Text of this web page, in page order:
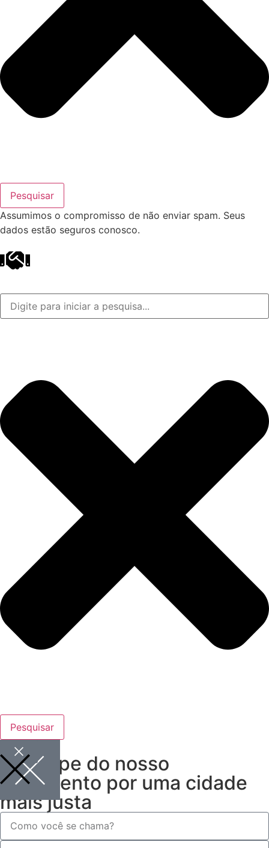
Pesquisar
Assumimos o compromisso de não enviar spam. Seus
dados estão seguros conosco.
Pesquisar
Participe do nosso
movimento por uma cidade
mais justa